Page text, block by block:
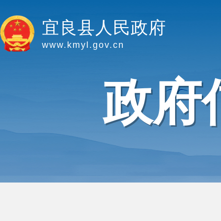
宜良县人民政府
www.kmyl.gov.cn
政府